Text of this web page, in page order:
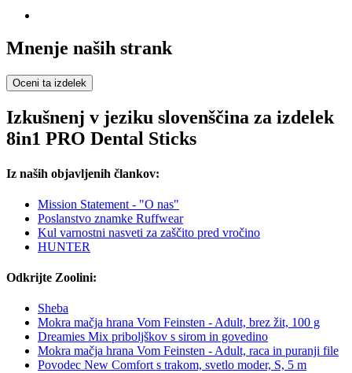
Mnenje naših strank
Oceni ta izdelek
Izkušnenj v jeziku slovenščina za izdelek
8in1 PRO Dental Sticks
Iz naših objavljenih člankov:
Mission Statement - "O nas"
Poslanstvo znamke Ruffwear
Kul varnostni nasveti za zaščito pred vročino
HUNTER
Odkrijte Zoolini:
Sheba
Mokra mačja hrana Vom Feinsten - Adult, brez žit, 100 g
Dreamies Mix priboljškov s sirom in govedino
Mokra mačja hrana Vom Feinsten - Adult, raca in puranji file
Povodec New Comfort s trakom, svetlo moder, S, 5 m